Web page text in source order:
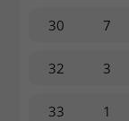
30 7
32 3
33 1